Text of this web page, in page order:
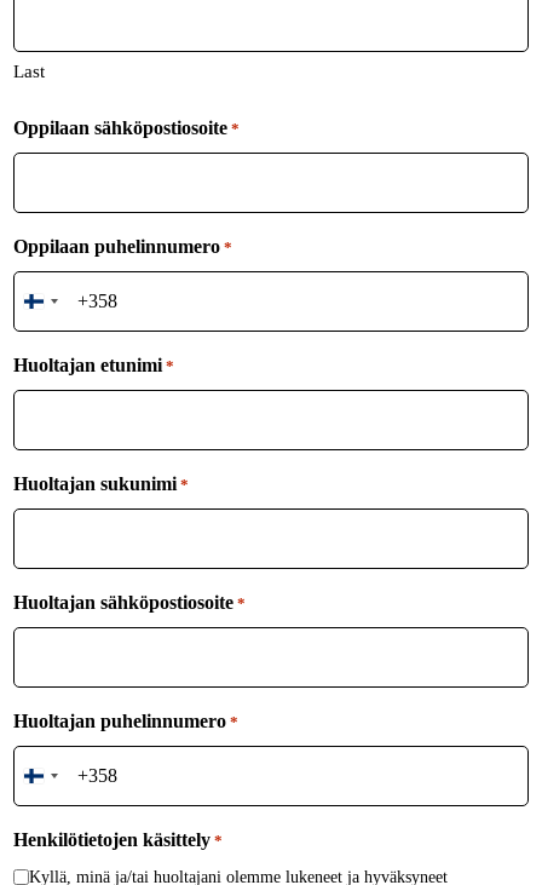
Last
Oppilaan sähköpostiosoite *
Oppilaan puhelinnumero *
Finland
+358
Huoltajan etunimi *
Huoltajan sukunimi *
Huoltajan sähköpostiosoite *
Huoltajan puhelinnumero *
Finland
+358
Henkilötietojen käsittely *
Kyllä, minä ja/tai huoltajani olemme lukeneet ja hyväksyneet